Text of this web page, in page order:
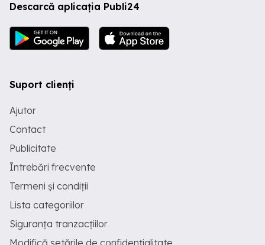
Descarcă aplicația Publi24
Suport clienți
Ajutor
Contact
Publicitate
Întrebări frecvente
Termeni și condiții
Lista categoriilor
Siguranța tranzacțiilor
Modifică setările de confidențialitate